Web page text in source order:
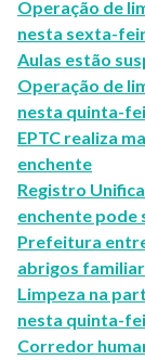
Operação de
nesta sexta-
Aulas estão
Operação de
nesta quinta-
EPTC realiza
enchente
Registro
enchente pode
Prefeitura
abrigos
Limpeza na
nesta quinta-
Corredor